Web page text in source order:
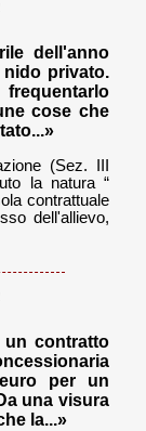
dell'anno
privato.
cose che
(Sez. III
la natura “
contrattuale
dell'allievo,
contratto
per un
una visura
la...»